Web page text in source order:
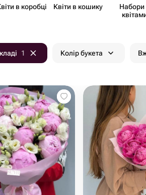
в коробці Квіти в кошику
Набори
1 Колір букета